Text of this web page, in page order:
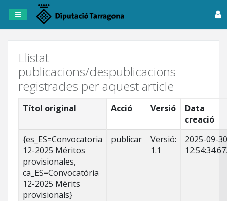
Registre
de
Dipta
Tots
els
registres
Llistat
publicacions/despublicacions
registrades per aquest article
Títol original Acció Versió
Data
creació
{es_ES=Convocatoria
12-2025 Méritos
provisionales,
ca_ES=Convocatòria
12-2025 Mèrits
provisionals}
publicar
Versió:
1.1
2025-09-30